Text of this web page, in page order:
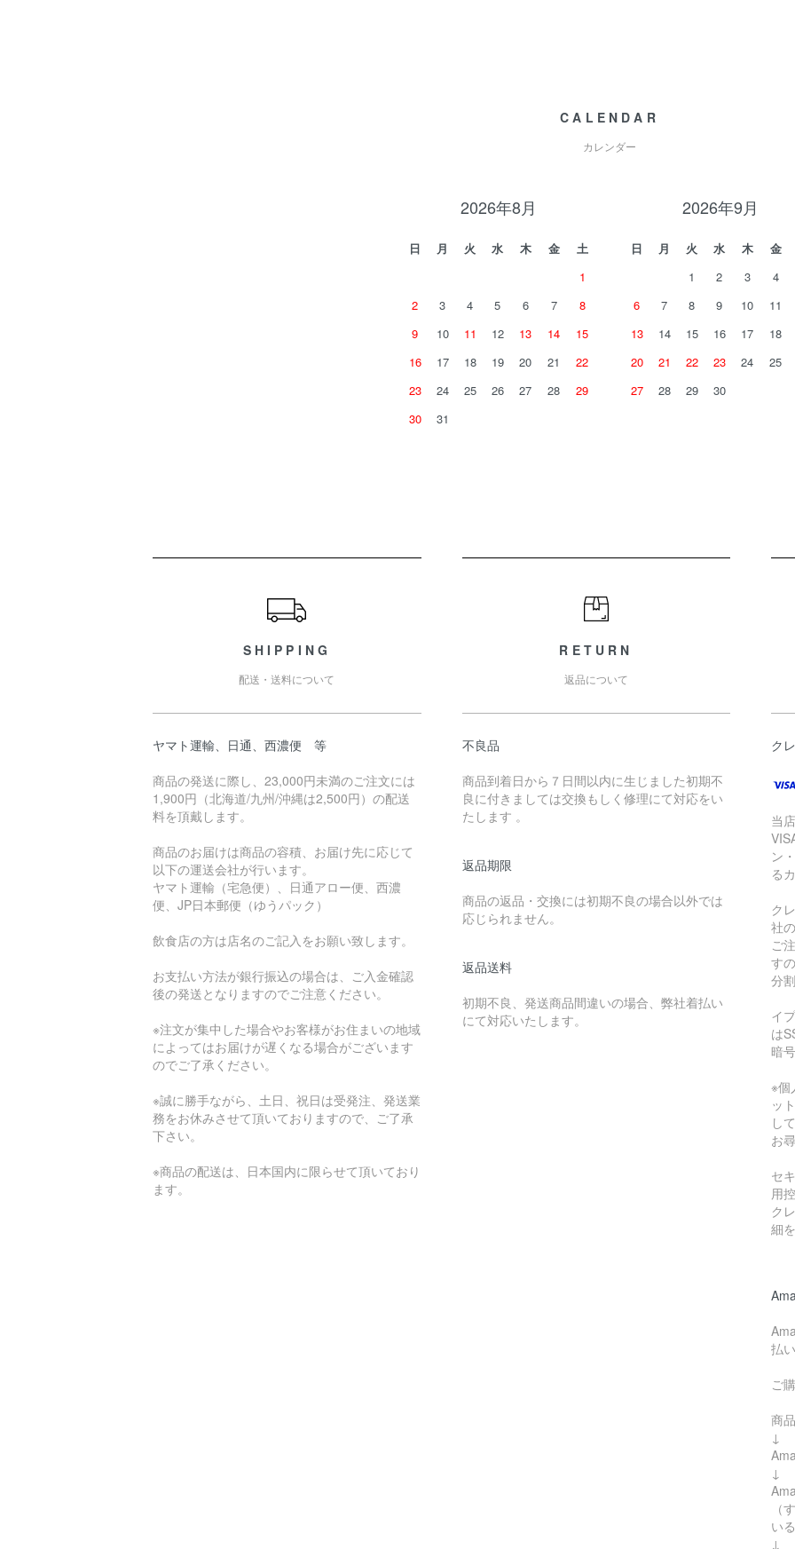
CALENDAR
カレンダー
2026年8月
日 月 火 水 木 金
土
1
2
3 4 5 6 7
8
9
10 11 12 13 14
15
16
17 18 19 20 21
22
23
24 25 26 27 28
29
30
31
2026年9月
日 月 火 水 木 金
1
2 3 4
6
7 8 9 10 11
13
14 15 16 17 18
20
21 22 23 24 25
27
28 29 30
SHIPPING
配送・送料について
ヤマト運輸、日通、西濃便 等
商品の発送に際し、23,000円未満のご注文には
1,900円（北海道/九州/沖縄は2,500円）の配送
料を頂戴します。
商品のお届けは商品の容積、お届け先に応じて
以下の運送会社が行います。
ヤマト運輸（宅急便）、日通アロー便、西濃
便、JP日本郵便（ゆうパック）
飲食店の方は店名のご記入をお願い致します。
お支払い方法が銀行振込の場合は、ご入金確認
後の発送となりますのでご注意ください。
※注文が集中した場合やお客様がお住まいの地域
によってはお届けが遅くなる場合がございます
のでご了承ください。
※誠に勝手ながら、土日、祝日は受発注、発送業
務をお休みさせて頂いておりますので、ご了承
下さい。
※商品の配送は、日本国内に限らせて頂いており
ます。
RETURN
返品について
不良品
商品到着日から７日間以内に生じました初期不
良に付きましては交換もしく修理にて対応をい
たします 。
返品期限
商品の返品・交換には初期不良の場合以外では
応じられません。
返品送料
初期不良、発送商品間違いの場合、弊社着払い
にて対応いたします。
ク
当
ン
る
ク
社
ご
す
分
イ
は
暗
※個
ッ
し
お
セ
用
ク
細
払
ご
商
↓
↓
（
い
↓